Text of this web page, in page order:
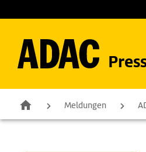
Meldungen